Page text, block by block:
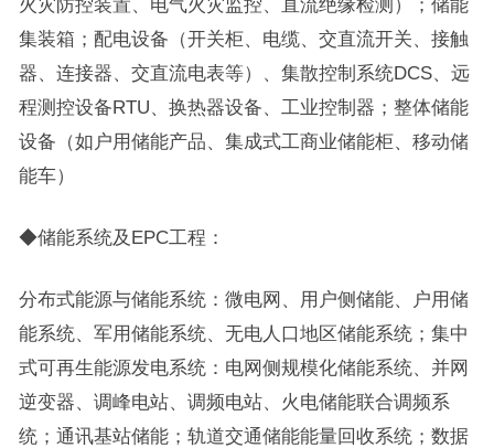
火灾防控装置、电气火灾监控、直流绝缘检测）；储能
集装箱；配电设备（开关柜、电缆、交直流开关、接触
器、连接器、交直流电表等）、集散控制系统DCS、远
程测控设备RTU、换热器设备、工业控制器；整体储能
设备（如户用储能产品、集成式工商业储能柜、移动储
能车）
◆储能系统及EPC工程：
分布式能源与储能系统：微电网、用户侧储能、户用储
能系统、军用储能系统、无电人口地区储能系统；集中
式可再生能源发电系统：电网侧规模化储能系统、并网
逆变器、调峰电站、调频电站、火电储能联合调频系
统；通讯基站储能；轨道交通储能能量回收系统；数据